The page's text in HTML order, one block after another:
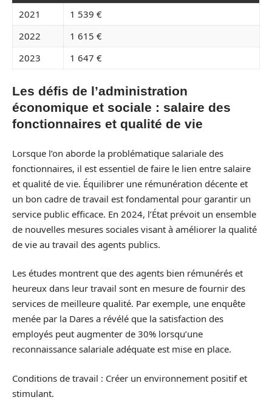
2021
1 539 €
2022
1 615 €
2023
1 647 €
Les défis de l’administration
économique et sociale : salaire des
fonctionnaires et qualité de vie
Lorsque l’on aborde la problématique salariale des
fonctionnaires, il est essentiel de faire le lien entre salaire
et qualité de vie. Équilibrer une rémunération décente et
un bon cadre de travail est fondamental pour garantir un
service public efficace. En 2024, l’État prévoit un ensemble
de nouvelles mesures sociales visant à améliorer la qualité
de vie au travail des agents publics.
Les études montrent que des agents bien rémunérés et
heureux dans leur travail sont en mesure de fournir des
services de meilleure qualité. Par exemple, une enquête
menée par la Dares a révélé que la satisfaction des
employés peut augmenter de 30% lorsqu’une
reconnaissance salariale adéquate est mise en place.
Conditions de travail : Créer un environnement positif et
stimulant.